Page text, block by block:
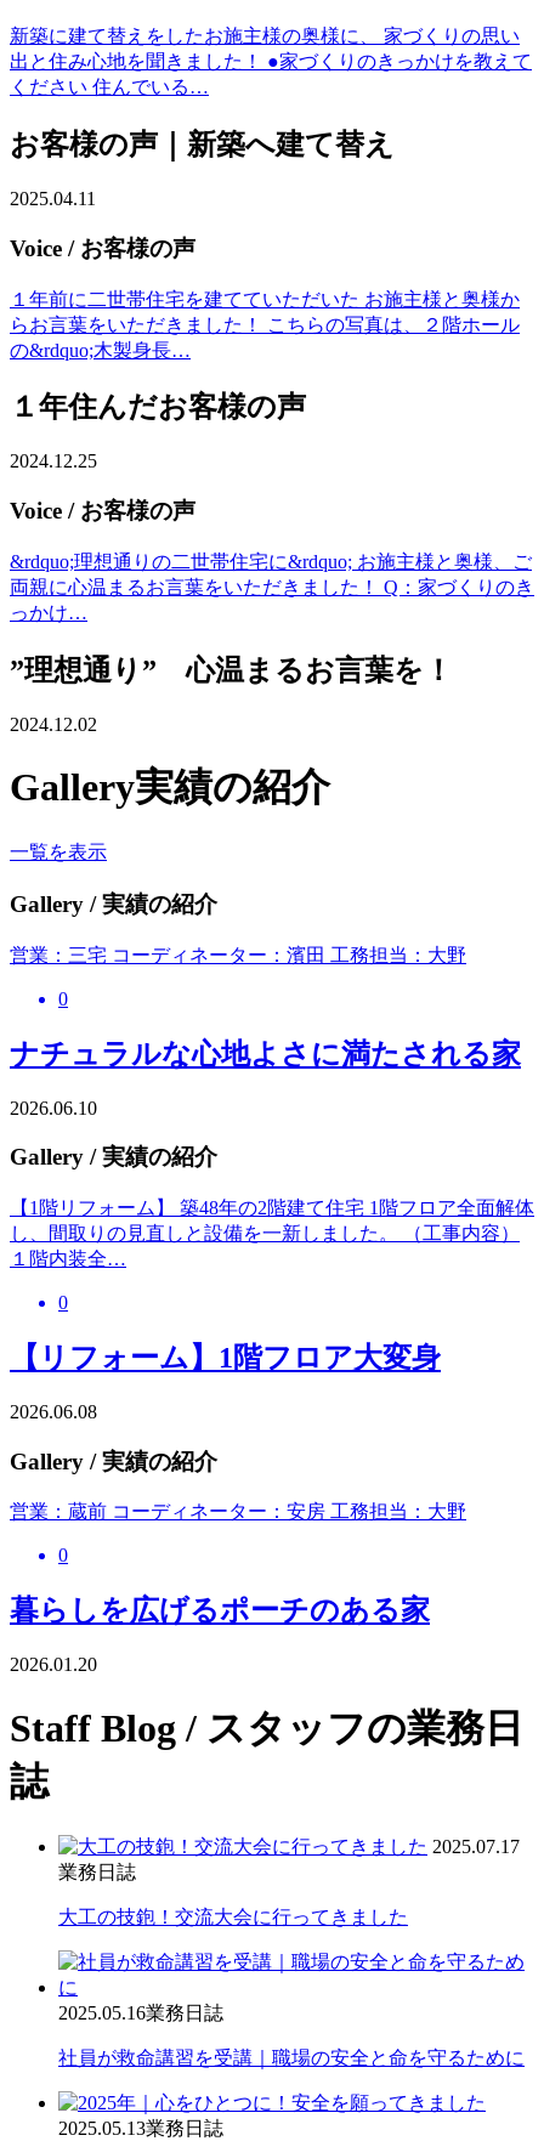
新築に建て替えをしたお施主様の奥様に、 家づくりの思い
出と住み心地を聞きました！ ●家づくりのきっかけを教えて
ください 住んでいる…
お客様の声｜新築へ建て替え
2025.04.11
Voice / お客様の声
１年前に二世帯住宅を建てていただいた お施主様と奥様か
らお言葉をいただきました！ こちらの写真は、２階ホール
の&rdquo;木製身長…
１年住んだお客様の声
2024.12.25
Voice / お客様の声
&rdquo;理想通りの二世帯住宅に&rdquo; お施主様と奥様、ご
両親に心温まるお言葉をいただきました！ Q：家づくりのき
っかけ…
”理想通り” 心温まるお言葉を！
2024.12.02
Gallery実績の紹介
一覧を表示
Gallery / 実績の紹介
営業：三宅 コーディネーター：濱田 工務担当：大野
0
ナチュラルな心地よさに満たされる家
2026.06.10
Gallery / 実績の紹介
【1階リフォーム】 築48年の2階建て住宅 1階フロア全面解体
し、間取りの見直しと設備を一新しました。 （工事内容）
１階内装全…
0
【リフォーム】1階フロア大変身
2026.06.08
Gallery / 実績の紹介
営業：蔵前 コーディネーター：安房 工務担当：大野
0
暮らしを広げるポーチのある家
2026.01.20
Staff Blog / スタッフの業務日
誌
2025.07.17
業務日誌
大工の技鉋！交流大会に行ってきました
2025.05.16業務日誌
社員が救命講習を受講｜職場の安全と命を守るために
2025.05.13業務日誌